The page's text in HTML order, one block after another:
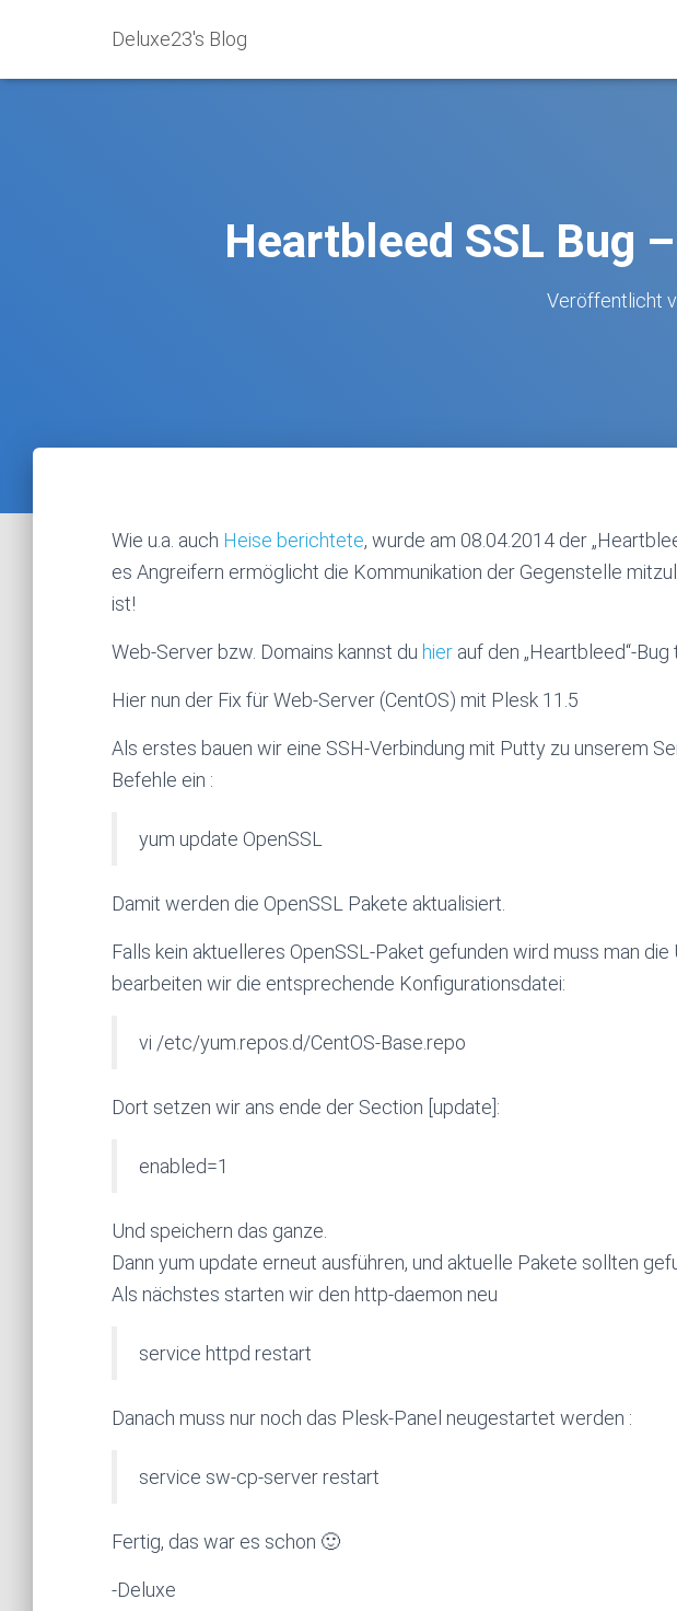
Deluxe23's Blog
Heartbleed SSL Bug
Veröffentlicht
Wie u.a. auch Heise berichtete, wurde am 08.04.2014 der
es Angreifern ermöglicht die Kommunikation der Gegenstelle
ist!
Web-Server bzw. Domains kannst du hier auf den „Heartbleed“-Bug
Hier nun der Fix für Web-Server (CentOS) mit Plesk 11.5
Als erstes bauen wir eine SSH-Verbindung mit Putty zu unserem
Befehle ein :
yum update OpenSSL
Damit werden die OpenSSL Pakete aktualisiert.
Falls kein aktuelleres OpenSSL-Paket gefunden wird muss man
bearbeiten wir die entsprechende Konfigurationsdatei:
vi /etc/yum.repos.d/CentOS-Base.repo
Dort setzen wir ans ende der Section [update]:
enabled=1
Und speichern das ganze.
Dann yum update erneut ausführen, und aktuelle Pakete sollten
Als nächstes starten wir den http-daemon neu
service httpd restart
Danach muss nur noch das Plesk-Panel neugestartet werden :
service sw-cp-server restart
Fertig, das war es schon 🙂
-Deluxe